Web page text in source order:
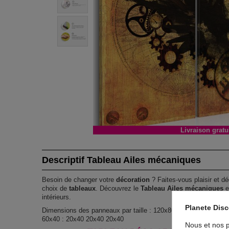
Livraison
Descriptif Tableau Ailes mécaniques
Besoin de changer votredécoration ? Faites-vous plaisir et
choix detableaux . Découvrez leTableau Ailes mécaniques
intérieurs.
Dimensions des panneaux par taille : 120x80 : 40x80 40x80
60x40 : 20x40 20x40 20x40
Planete
Nous et nos